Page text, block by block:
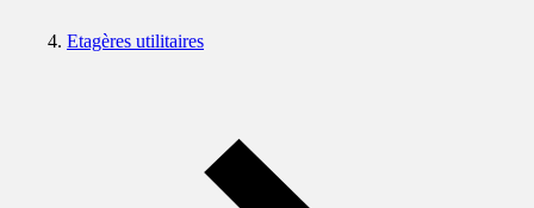
Etagères utilitaires